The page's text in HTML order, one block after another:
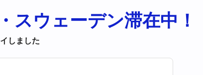
スウェーデン滞在中！
しました